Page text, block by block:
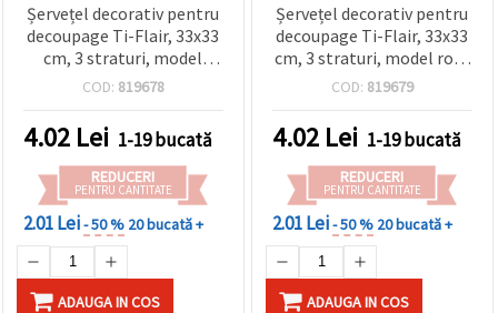
Șervețel decorativ pentru
decoupage Ti-Flair, 33x33
cm, 3 straturi, model
Svart Julelys Black – 1
COD: 819678
4.02 Lei 1-19 bucată
REDUCERI
PENTRU CANTITATE
2.01 Lei- 50 % 20 bucată +
ADAUGA IN COS
Șervețel decorativ pentru
decoupage Ti-Flair, 33x33
cm, 3 straturi, model roșu
„Happy Wintertime” - 1
COD: 819679
4.02 Lei 1-19 bucată
REDUCERI
PENTRU CANTITATE
2.01 Lei- 50 % 20 bucată +
ADAUGA IN COS